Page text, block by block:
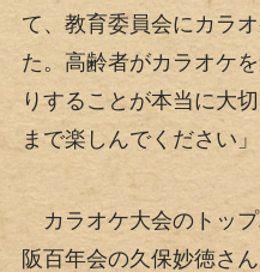
て、教育委員会にカラ
た。高齢者がカラオケ
りすることが本当に大
まで楽しんでください」
カラオケ大会のトッ
阪百年会の久保妙徳さ